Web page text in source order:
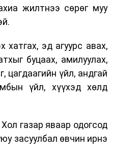
жилтнээ сөрөг муу
эд агуурс авах,
буцаах, амилуулах,
цагдаагийн үйл, андгай
үйл, хүүхэд хөлд
газар яваар одогсод
засуулбал өвчин ирнэ